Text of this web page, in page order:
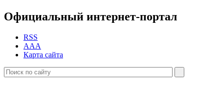
Официальный интернет-портал
RSS
AAA
Карта сайта